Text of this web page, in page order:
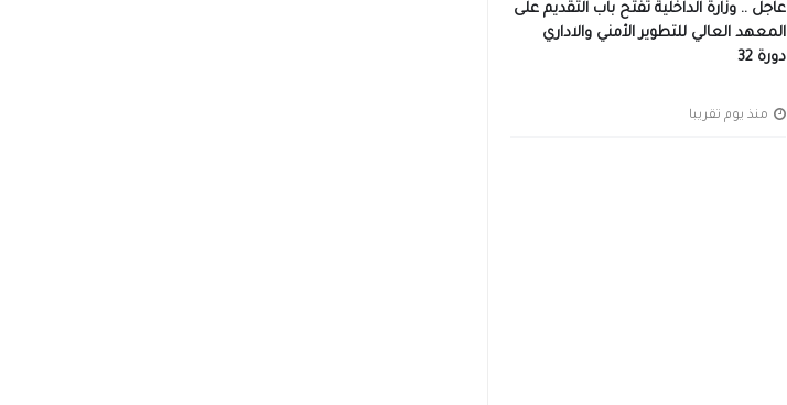
عاجل .. وزارة الداخلية تفتح باب التقديم على
المعهد العالي للتطوير الأمني والاداري
دورة 32
منذ يوم تقريبا